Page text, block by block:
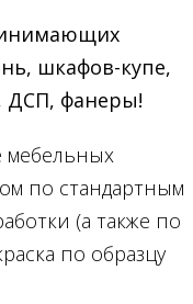
шкафов-купе,
ДСП, фанеры!
мебельных
по стандартным
(а также по
по образцу